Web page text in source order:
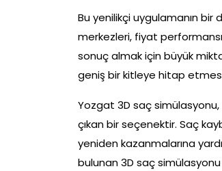
Bu yenilikçi uygulamanın bir
merkezleri, fiyat
sonuç almak için büyük
geniş bir kitleye hitap
Yozgat 3D saç
çıkan bir seçenektir. Saç
yeniden kazanmalarına
bulunan 3D saç